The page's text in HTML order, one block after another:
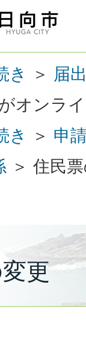
き ＞ 届
オンラ
き ＞ 申
＞ 住民
更